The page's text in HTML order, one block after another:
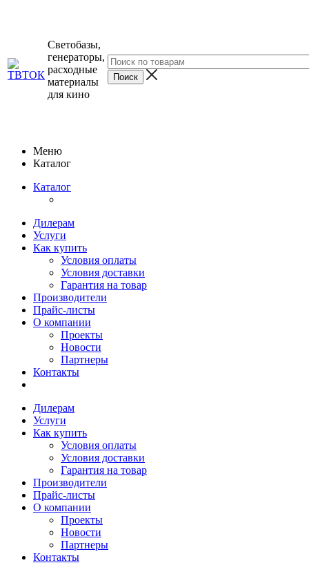
Светобазы,
генераторы,
расходные
материалы
для кино
Меню
Каталог
Каталог
Дилерам
Услуги
Как купить
Условия оплаты
Условия доставки
Гарантия на товар
Производители
Прайс-листы
О компании
Проекты
Новости
Партнеры
Контакты
Дилерам
Услуги
Как купить
Условия оплаты
Условия доставки
Гарантия на товар
Производители
Прайс-листы
О компании
Проекты
Новости
Партнеры
Контакты